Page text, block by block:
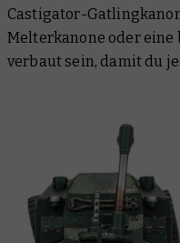
Castigator-
Melterkanone oder eine
verbaut sein, damit du